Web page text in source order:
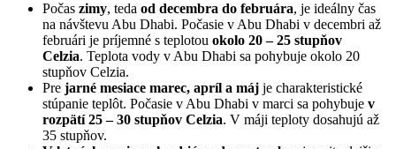
Počas zimy, teda od decembra do februára, je ideálny čas
na návštevu Abu Dhabi. Počasie v Abu Dhabi v decembri až
februári je príjemné s teplotou okolo 20 – 25 stupňov
Celzia. Teplota vody v Abu Dhabi sa pohybuje okolo 20
stupňov Celzia.
Pre jarné mesiace marec, apríl a máj je charakteristické
stúpanie teplôt. Počasie v Abu Dhabi v marci sa pohybuje v
rozpätí 25 – 30 stupňov Celzia. V máji teploty dosahujú až
35 stupňov.